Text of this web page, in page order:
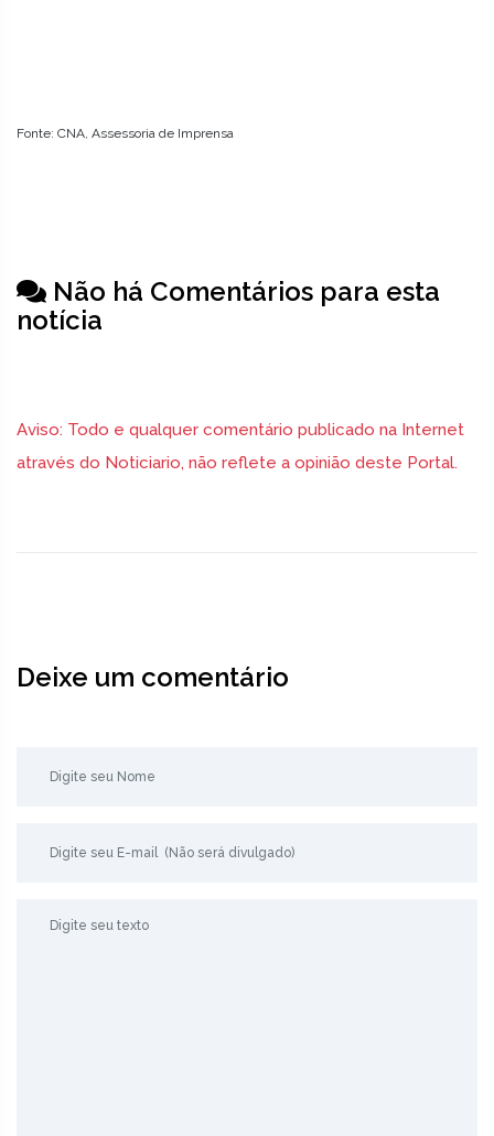
Fonte: CNA, Assessoria de Imprensa
Não há Comentários para esta
notícia
Aviso: Todo e qualquer comentário publicado na Internet
através do Noticiario, não reflete a opinião deste Portal.
Deixe um comentário